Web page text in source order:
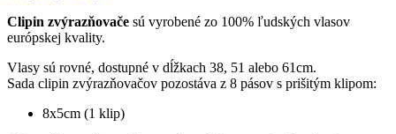
Clipin zvýrazňovače sú vyrobené zo 100% ľudských vlasov
európskej kvality.
Vlasy sú rovné, dostupné v dĺžkach 38, 51 alebo 61cm.
Sada clipin zvýrazňovačov pozostáva z 8 pásov s prišitým klipom:
8x5cm (1 klip)